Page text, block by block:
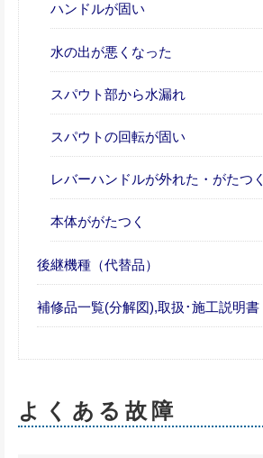
ハンドルが固い
水の出が悪くなった
スパウト部から水漏れ
スパウトの回転が固い
レバーハンドルが外れた・がたつく
本体ががたつく
後継機種（代替品）
補修品一覧(分解図),取扱･施工説明書
よくある故障